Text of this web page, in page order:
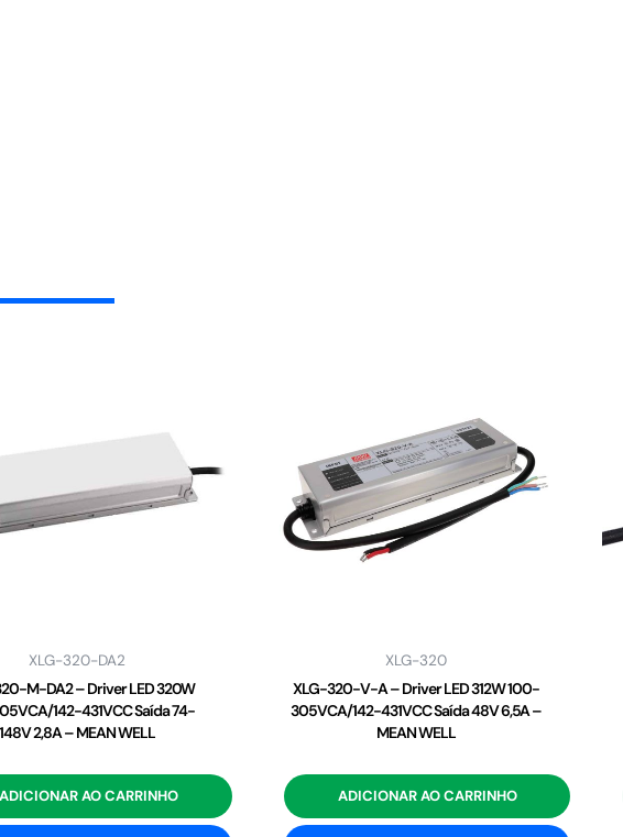
XLG-320-DA2
M-DA2 – Driver LED 320W
142-431VCC Saída 74-
148V 2,8A – MEAN WELL
ADICIONAR AO CARRINHO
XLG-320
XLG-320-V-A – Driver LED 312W 100-
305VCA/142-431VCC Saída 48V 6,5A –
MEAN WELL
ADICIONAR AO CARRINHO